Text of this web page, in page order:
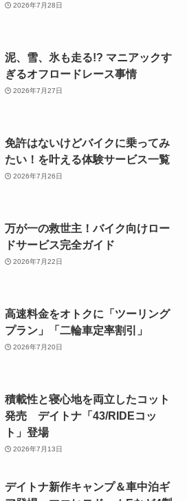
2026年7月28日
泥、雪、氷も走る!? マニアックす
ぎるオフロードレース事情
2026年7月27日
免許はないけどバイクに乗ってみ
たい！を叶える体験サービス一覧
2026年7月26日
万が一の救世主！バイク向けロー
ドサービス完全ガイド
2026年7月22日
高速料金をオトクに「ツーリング
プラン」「二輪車定率割引」
2026年7月20日
積載性と寝心地を両立したコット
発売 デイトナ「43/RIDEコッ
ト」登場
2026年7月13日
デイトナ新作キャンプ＆車中泊ギ